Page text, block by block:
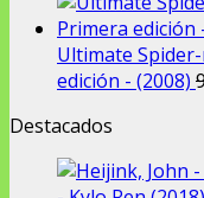
Ultimate Spider-
edición - (2008)
Destacados